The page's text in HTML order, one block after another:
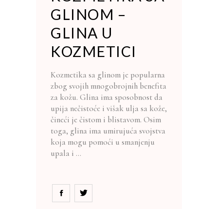
GLINOM –
GLINA U
KOZMETICI
Kozmetika sa glinom je popularna
zbog svojih mnogobrojnih benefita
za kožu. Glina ima sposobnost da
upija nečistoće i višak ulja sa kože,
čineći je čistom i blistavom. Osim
toga, glina ima umirujuća svojstva
koja mogu pomoći u smanjenju
upala i